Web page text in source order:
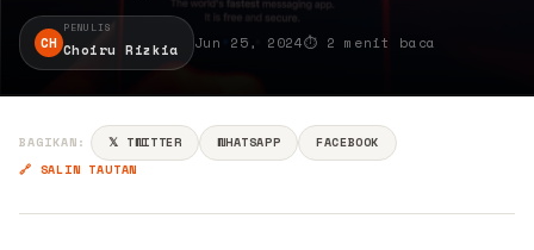
CH
PENULIS
Choiru Rizkia Jun 25, 2024⏱ 2 menit baca
BAGIKAN: 𝕏 TWITTER WHATSAPP
FACEBOOK
🔗 SALIN TAUTAN